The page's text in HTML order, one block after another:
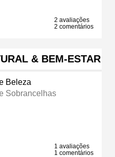
2 avaliações
2 comentários
& BEM-ESTAR
Beleza
Sobrancelhas
1 avaliações
1 comentários